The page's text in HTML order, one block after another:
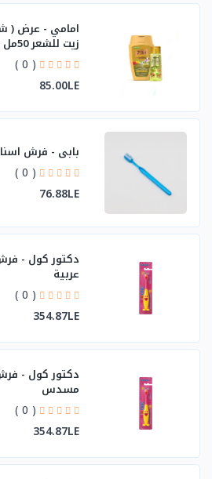
زيت للشعر 50مل )
( 0 )
85.00LE
بابي - فرش
( 0 )
76.88LE
دكتور كول -
عربية
( 0 )
354.87LE
دكتور كول -
مسدس
( 0 )
354.87LE